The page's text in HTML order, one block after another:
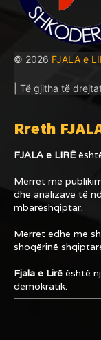
© 2026 FJALA e
| Të gjitha të
Rreth
FJALA e LIRË
Merret me
dhe analizave të
mbarëshqiptar.
Merret edhe me
shoqërinë
Fjala e Lirë është
demokratik.